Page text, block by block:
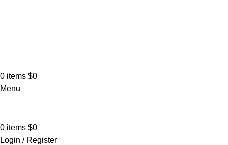
0 items $0
Menu
0 items $0
Login / Register